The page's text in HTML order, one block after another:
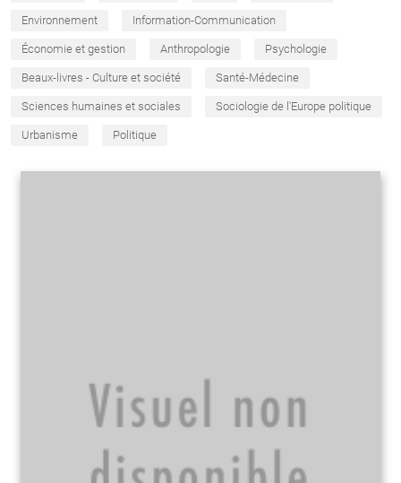
Environnement Information-Communication
Économie et gestion Anthropologie Psychologie
Beaux-livres - Culture et société Santé-Médecine
Sciences humaines et sociales Sociologie de l'Europe politique
Urbanisme Politique